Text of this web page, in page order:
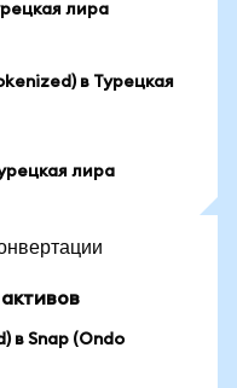
лира
в Турецкая
лира
в Snap (Ondo